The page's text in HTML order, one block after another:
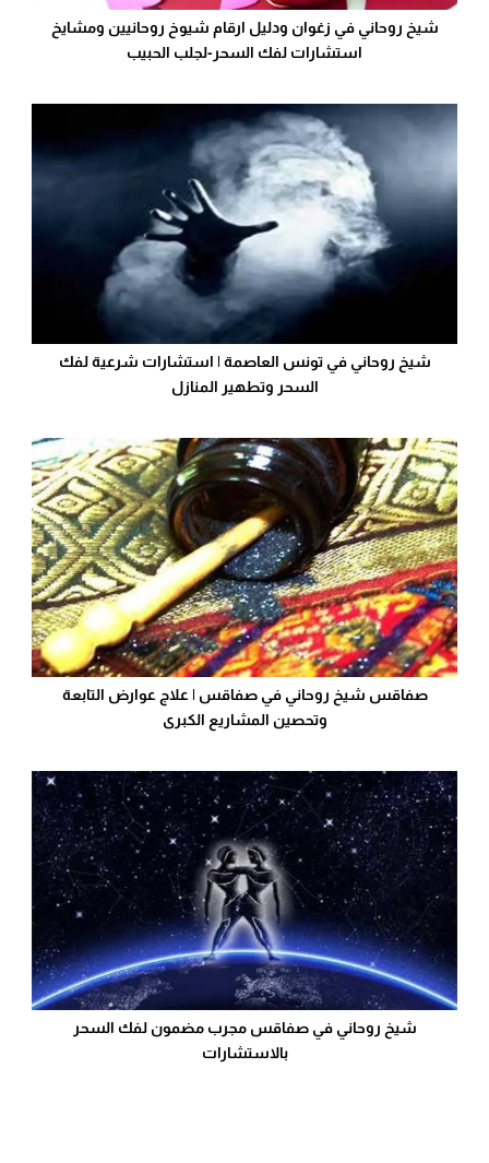
شيخ روحاني في زغوان ودليل ارقام شيوخ روحانيين ومشايخ
استشارات لفك السحر-لجلب الحبيب
شيخ روحاني في تونس العاصمة | استشارات شرعية لفك
السحر وتطهير المنازل
صفاقس شيخ روحاني في صفاقس | علاج عوارض التابعة
وتحصين المشاريع الكبرى
شيخ روحاني في صفاقس مجرب مضمون لفك السحر
بالاستشارات